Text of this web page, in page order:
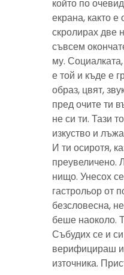
който по
екрана, както
скролирах две
съвсем
му.
е той и къде е
образ, цвят,
пред очите ти
не си ти. Тази
изкуство и
И ти осиротя,
преувеличено.
нищо. Унесох
гастрольор от
безсловесна,
беше наоколо.
Събудих се и
верифицираш
източника.